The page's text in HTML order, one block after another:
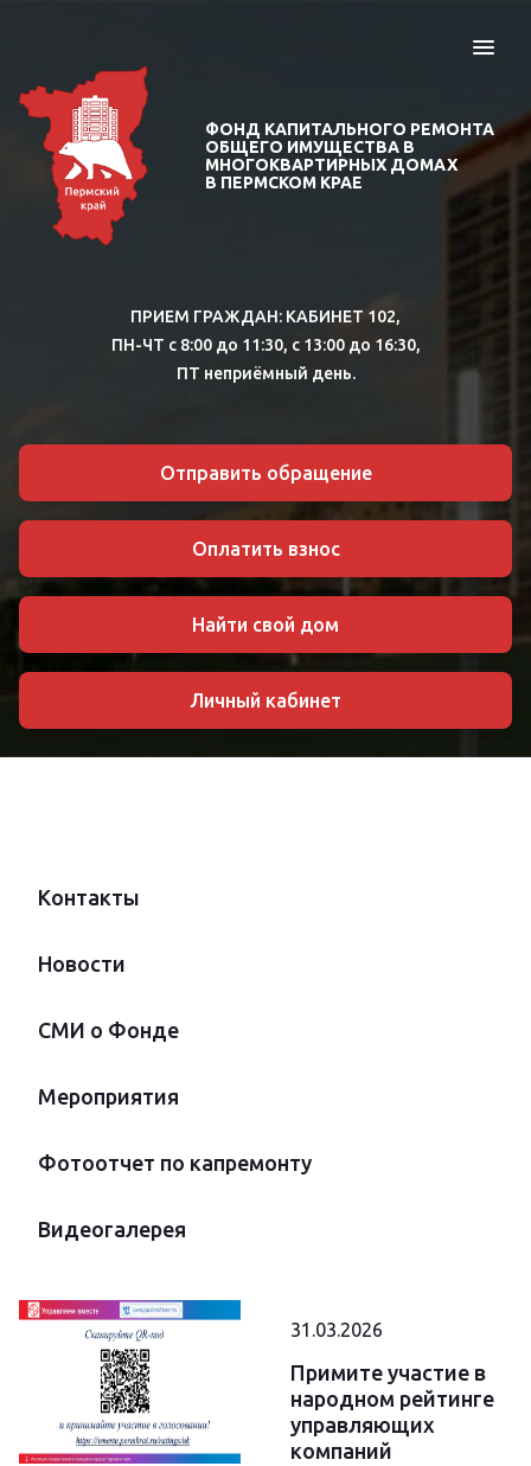
ФОНД КАПИТАЛЬНОГО РЕМОНТА
ОБЩЕГО ИМУЩЕСТВА В
МНОГОКВАРТИРНЫХ ДОМАХ
В ПЕРМСКОМ КРАЕ
ПРИЕМ ГРАЖДАН: КАБИНЕТ 102,
ПН-ЧТ с 8:00 до 11:30, с 13:00 до 16:30,
ПТ неприёмный день.
Отправить обращение
Оплатить взнос
Найти свой дом
Личный кабинет
Контакты
Новости
СМИ о Фонде
Мероприятия
Фотоотчет по капремонту
Видеогалерея
31.03.2026
Примите участие в
народном рейтинге
управляющих
компаний